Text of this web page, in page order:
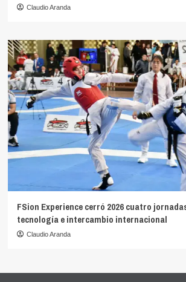
Claudio Aranda
FSion Experience cerró 2026 cuatro
tecnología e intercambio internacional
Claudio Aranda